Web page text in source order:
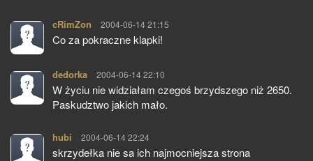
cRimZon pisze:
2004-06-14 21:15
Co za pokraczne klapki!
dedorka pisze:
2004-06-14 22:10
W życiu nie widziałam czegoś brzydszego niż 2650.
Paskudztwo jakich mało.
hubi pisze:
2004-06-14 22:24
skrzydełka nie sa ich najmocniejsza strona